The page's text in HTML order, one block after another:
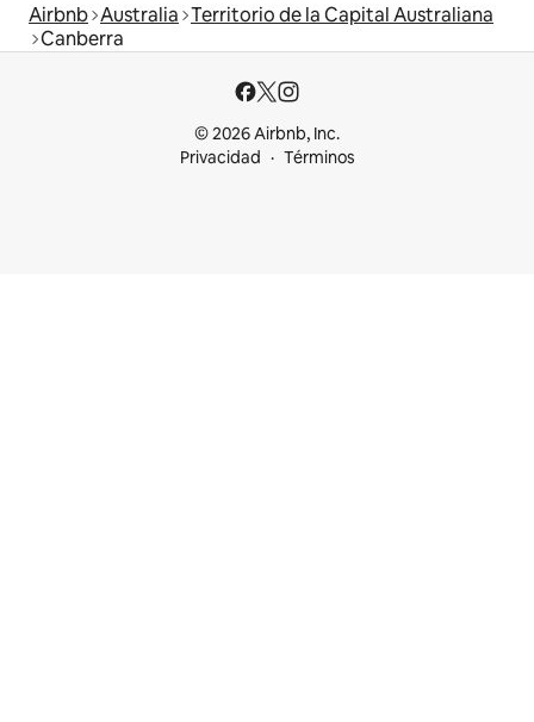
Airbnb Australia Territorio de la Capital Australiana
Canberra
© 2026 Airbnb, Inc.
Privacidad
Términos